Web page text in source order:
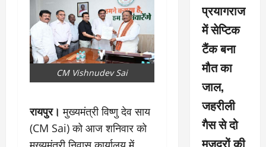
CM Vishnudev Sai
रायपुर। मुख्यमंत्री विष्णु देव साय
(CM Sai) को आज शनिवार को
प्रयागराज
में सेप्टिक
टैंक बना
मौत का
जाल,
जहरीली
गैस से दो
मजदूरों की